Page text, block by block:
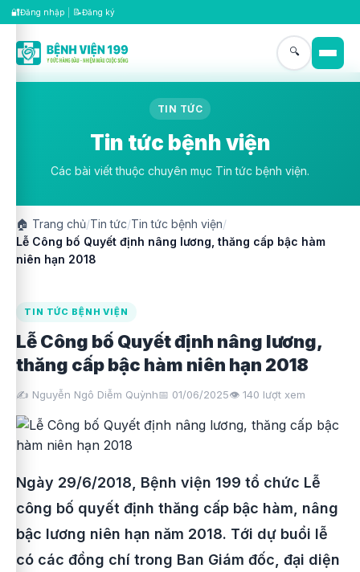
🔐Đăng nhập 📝Đăng ký
🔍
TIN TỨC
Tin tức bệnh viện
Các bài viết thuộc chuyên mục Tin tức bệnh viện.
🏠 Trang chủ/Tin tức/Tin tức bệnh viện/
Lễ Công bố Quyết định nâng lương, thăng cấp bậc hàm
niên hạn 2018
TIN TỨC BỆNH VIỆN
Lễ Công bố Quyết định nâng lương,
thăng cấp bậc hàm niên hạn 2018
✍️ Nguyễn Ngô Diễm Quỳnh📅 01/06/2025👁️ 140 lượt xem
Ngày 29/6/2018, Bệnh viện 199 tổ chức Lễ
công bố quyết định thăng cấp bậc hàm, nâng
bậc lương niên hạn năm 2018. Tới dự buổi lễ
có các đồng chí trong Ban Giám đốc, đại diện